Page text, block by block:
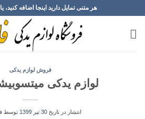
to
content
هر متنی تمایل دارید اینجا اضافه کنید،
فروش لوازم یدکی
لوازم یدکی
انتشار در تاریخ30 تیر 1399 توسط